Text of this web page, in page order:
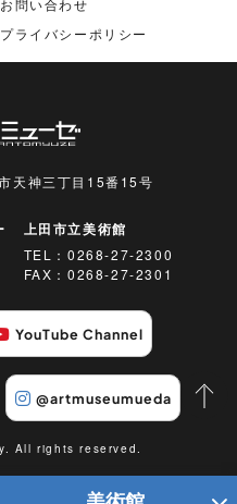
プライバシーポリシー
天神三丁目15番15号
上田市立美術館
TEL： 0268-27-2300
FAX：0268-27-2301
YouTube Channel
@artmuseumueda
All rights reserved.